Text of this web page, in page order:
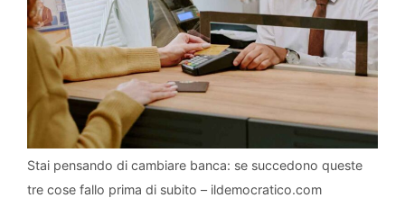
Stai pensando di cambiare banca: se succedono queste
tre cose fallo prima di subito – ildemocratico.com